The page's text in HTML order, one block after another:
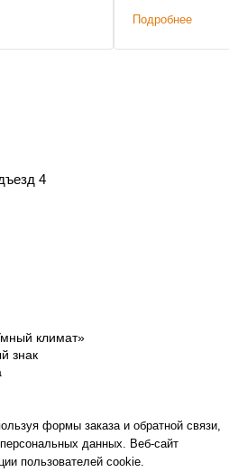
Бесплатная
Подробнее
4
климат»
знак
формы заказа и обратной связи,
данных. Веб-сайт
пользователей cookie.